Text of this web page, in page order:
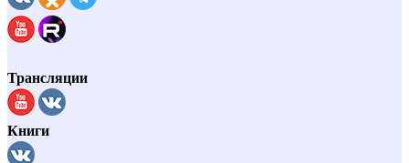
Трансляции
Книги